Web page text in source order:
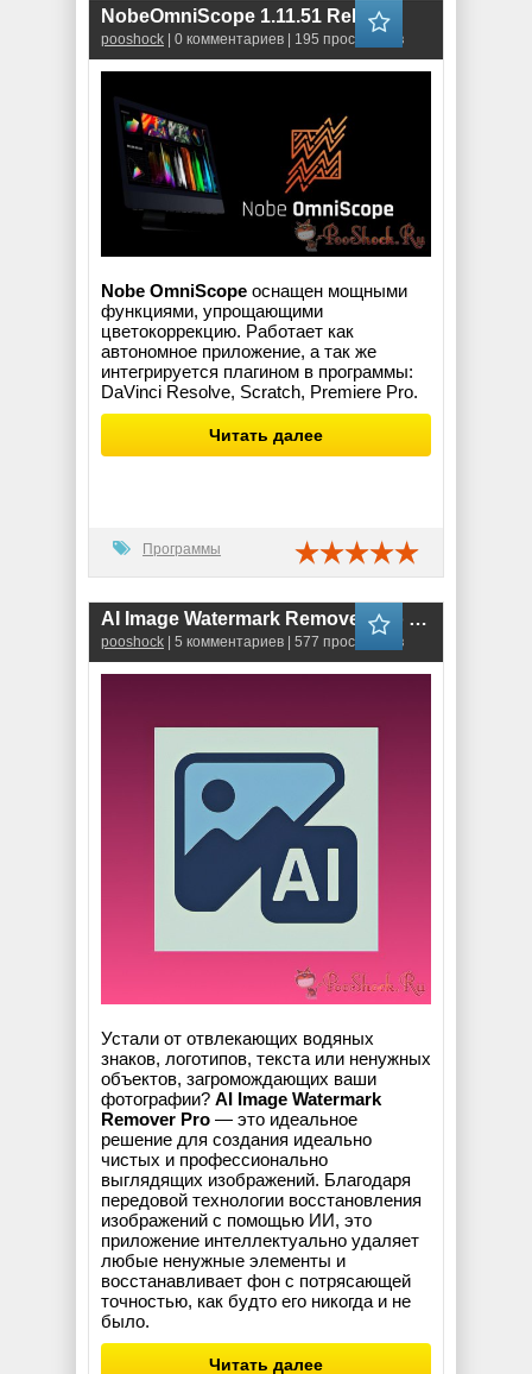
NobeOmniScope 1.11.51 RePack
pooshock | 0 комментариев | 195 просмотров
Nobe OmniScope оснащен мощными
функциями, упрощающими
цветокоррекцию. Работает как
автономное приложение, а так же
интегрируется плагином в программы:
DaVinci Resolve, Scratch, Premiere Pro.
Читать далее
Программы
AI Image Watermark Remover Pro 1.0.5
pooshock | 5 комментариев | 577 просмотров
Устали от отвлекающих водяных
знаков, логотипов, текста или ненужных
объектов, загромождающих ваши
фотографии? AI Image Watermark
Remover Pro — это идеальное
решение для создания идеально
чистых и профессионально
выглядящих изображений. Благодаря
передовой технологии восстановления
изображений с помощью ИИ, это
приложение интеллектуально удаляет
любые ненужные элементы и
восстанавливает фон с потрясающей
точностью, как будто его никогда и не
было.
Читать далее